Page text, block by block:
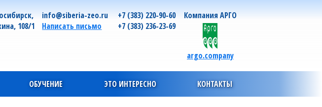
108/1
info@siberia-zeo.ru
Написать письмо
+7 (383) 220-90-60
+7 (383) 236-23-69
Компания АРГО
argo.company
ОБУЧЕНИЕ ЭТО ИНТЕРЕСНО КОНТАКТЫ